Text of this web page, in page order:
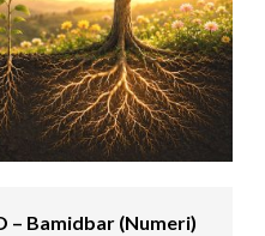
– Bamidbar (Numeri)